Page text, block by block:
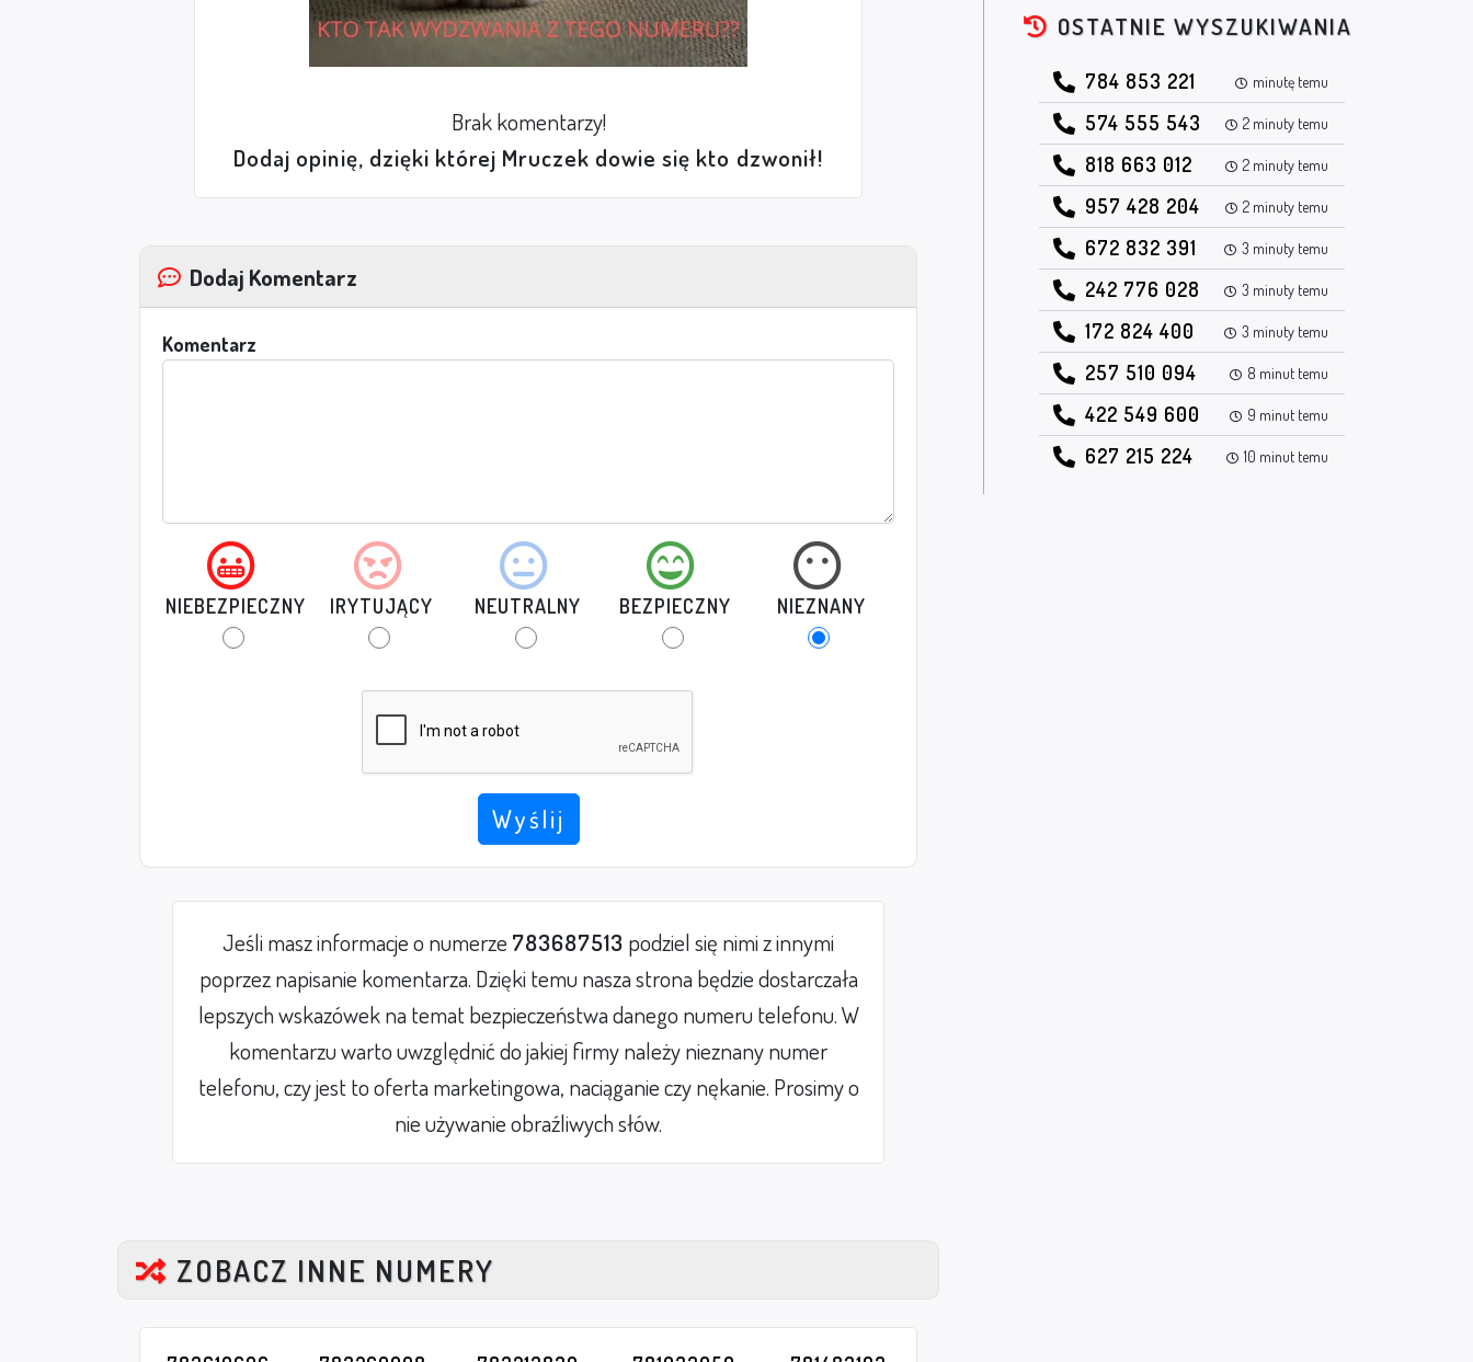
Brak komentarzy!
Dodaj opinię, dzięki której Mruczek dowie się kto dzwonił!
Dodaj Komentarz
Komentarz
NIEBEZPIECZNY IRYTUJĄCY NEUTRALNY BEZPIECZNY NIEZNANY
Wyślij
Jeśli masz informacje o numerze 783687513 podziel się nimi z innymi
poprzez napisanie komentarza. Dzięki temu nasza strona będzie dostarczała
lepszych wskazówek na temat bezpieczeństwa danego numeru telefonu. W
komentarzu warto uwzględnić do jakiej firmy należy nieznany numer
telefonu, czy jest to oferta marketingowa, naciąganie czy nękanie. Prosimy o
nie używanie obraźliwych słów.
ZOBACZ INNE NUMERY
OSTATNIE WYSZUKIWANIA
784 853 221 minutę temu
574 555 543 2 minuty temu
818 663 012 2 minuty temu
957 428 204 2 minuty temu
672 832 391 3 minuty temu
242 776 028 3 minuty temu
172 824 400 3 minuty temu
257 510 094 8 minut temu
422 549 600 9 minut temu
627 215 224 10 minut temu